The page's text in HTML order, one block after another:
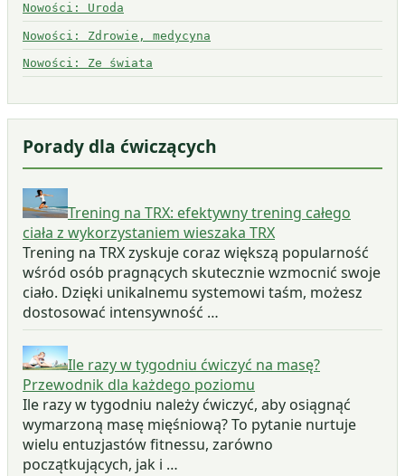
Nowości: Uroda
Nowości: Zdrowie, medycyna
Nowości: Ze świata
Porady dla ćwiczących
Trening na TRX: efektywny trening całego
ciała z wykorzystaniem wieszaka TRX
Trening na TRX zyskuje coraz większą popularność
wśród osób pragnących skutecznie wzmocnić swoje
ciało. Dzięki unikalnemu systemowi taśm, możesz
dostosować intensywność …
Ile razy w tygodniu ćwiczyć na masę?
Przewodnik dla każdego poziomu
Ile razy w tygodniu należy ćwiczyć, aby osiągnąć
wymarzoną masę mięśniową? To pytanie nurtuje
wielu entuzjastów fitnessu, zarówno
początkujących, jak i …